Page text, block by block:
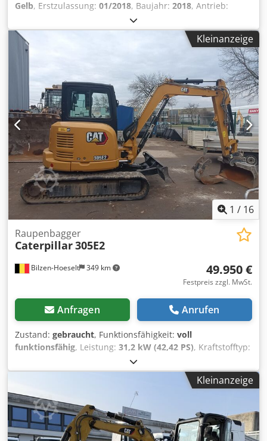
Gelb, Erstzulassung: 01/2018, Baujahr: 2018, Antrieb:
Raupe Leergewicht: 30.000 kg Technischer Zustand: sehr
gut Optischer Zustand: sehr gut Preis: Auf Anfrage
CATERPILLAR PM 622 ASPHALTFRÄSEN-MASCHINE 4 x
Kettenantrieb Arbeitsbreite 2235 mm Arbeitstiefe 0-330
Nivellierautomatik CAT Grade Control 2 x Bedienkonsole
mit LC-Display hydr. anhebbare Seitenschilder
Rückfahrkamera Wetterschutzdach, klappbar Fahrersitze
Arbeitsscheinwerfer Reinigungsanlage CAT-Diesel Motor,
C18 622 PS Originalfarbe FOLGEN SIE UNSEREM
INSTAGRAM: GEURTSTRUCKS WIR SPRECHEN DEUTSCH WE
SPEAK ENGLISH Djdpfx Aeuxu Eqspteck HABLAMOS
ESPANOL
Kleinanzeige
1 / 16
Bilzen-Hoeselt 349 km
Raupenbagger
Caterpillar305E2
49.950 €
Festpreis zzgl. MwSt.
Anfragen Anrufen
Zustand: gebraucht, Funktionsfähigkeit: voll
funktionsfähig, Leistung: 31,2 kW (42,42 PS), Kraftstofftyp:
5.070 kg
Schaufelbreite:1.400 mm, Baujahr:2021,
, Maschinen-/Fahrzeugnummer:
CAT0305EJH5M14262
, Ausstattung:
Schnellwechsler CW10 mit Lasthaken Grabenmulde 1400
mm Dcsdev Au T Sepfx Aptok Bananenschale 400 mm
Abbruchsortierfunktion, AUX II Störsignal
Kleinanzeige